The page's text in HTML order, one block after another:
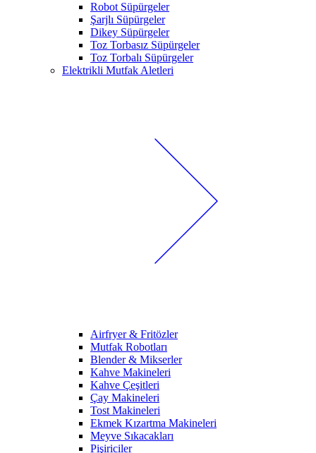
Robot Süpürgeler
Şarjlı Süpürgeler
Dikey Süpürgeler
Toz Torbasız Süpürgeler
Toz Torbalı Süpürgeler
Elektrikli Mutfak Aletleri
Airfryer & Fritözler
Mutfak Robotları
Blender & Mikserler
Kahve Makineleri
Kahve Çeşitleri
Çay Makineleri
Tost Makineleri
Ekmek Kızartma Makineleri
Meyve Sıkacakları
Pişiriciler